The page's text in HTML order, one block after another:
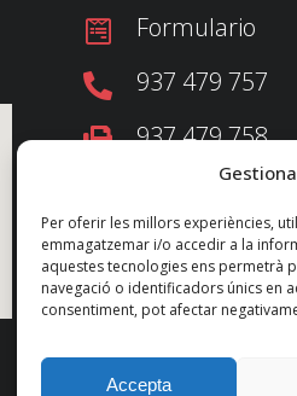
Per oferir les millors experiències,
emmagatzemar i/o accedir a la
aquestes tecnologies ens permetrà
navegació o identificadors únics en
consentiment, pot afectar
Accepta
Formulario
937 479 757
937 479 758